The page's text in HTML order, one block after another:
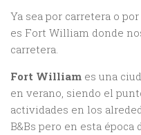
Ya sea por carretera o
es Fort William donde
carretera.
Fort William es una
en verano, siendo el
actividades en los
B&Bs pero en esta